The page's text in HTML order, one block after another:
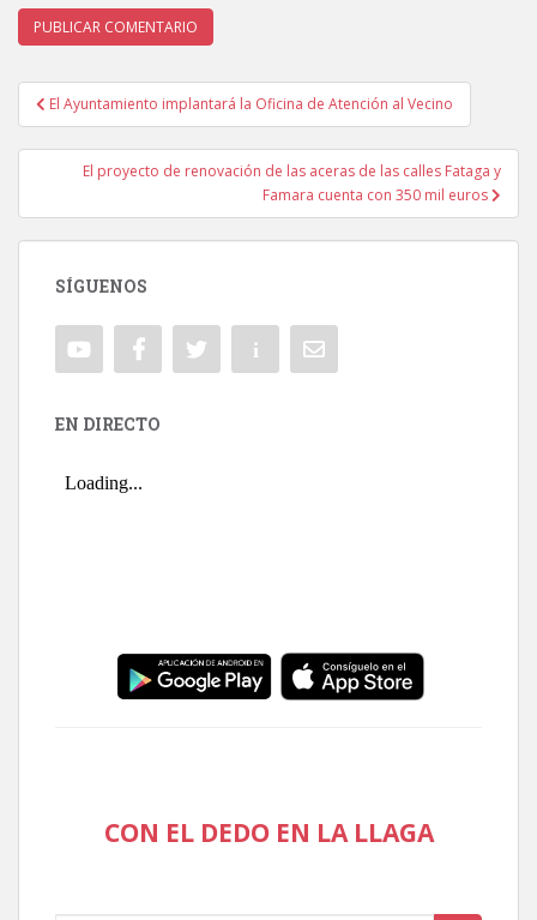
Navegación de entradas
El Ayuntamiento implantará la Oficina de Atención al Vecino
El proyecto de renovación de las aceras de las calles Fataga y
Famara cuenta con 350 mil euros
SÍGUENOS
EN DIRECTO
CON EL DEDO EN LA LLAGA